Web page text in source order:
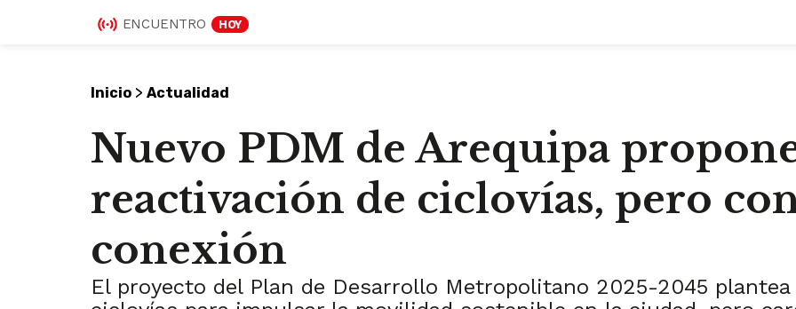
ENCUENTRO HOY
Inicio > Actualidad
Nuevo PDM de Arequipa
reactivación de ciclovías, pero
conexión
El proyecto del Plan de Desarrollo Metropolitano 2025-2045